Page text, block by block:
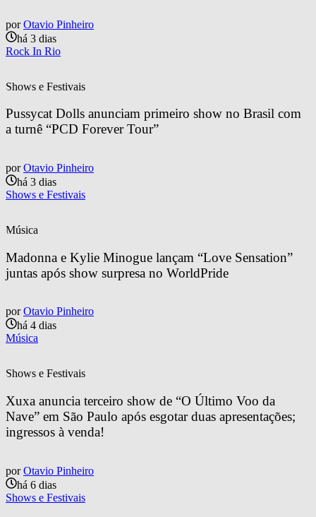
por Otavio Pinheiro
há 3 dias
Rock In Rio
Shows e Festivais
Pussycat Dolls anunciam primeiro show no Brasil com
a turnê “PCD Forever Tour”
por Otavio Pinheiro
há 3 dias
Shows e Festivais
Música
Madonna e Kylie Minogue lançam “Love Sensation”
juntas após show surpresa no WorldPride
por Otavio Pinheiro
há 4 dias
Música
Shows e Festivais
Xuxa anuncia terceiro show de “O Último Voo da
Nave” em São Paulo após esgotar duas apresentações;
ingressos à venda!
por Otavio Pinheiro
há 6 dias
Shows e Festivais